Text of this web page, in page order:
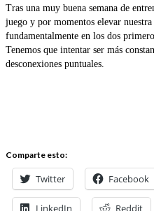
Tras una muy buena semana de
juego y por momentos elevar nuestra
fundamentalmente en los dos
Tenemos que intentar ser más
desconexiones puntuales.
Comparte esto:
Twitter Facebook
LinkedIn Reddit